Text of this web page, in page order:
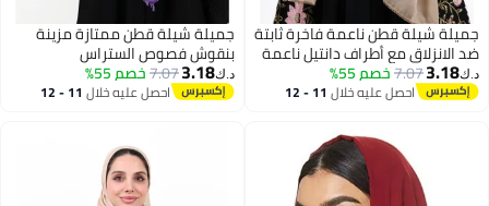
جميلة شيلة قطن ناعمة فاخرة ثابتة
ضد الانزلاق مع أطراف دانتيل ناعمة
(بني فاتح / توب دافئ)
د.ك‏3.18
7.07خصم 55%
احصل عليه خلال 11 - 12
جميلة شيلة قطن ممتازة مزينة
بنقوش فصوص الستراس
الكريستالية (بنفسجي لافندر)
د.ك‏3.18
7.07خصم 55%
احصل عليه خلال 11 - 12